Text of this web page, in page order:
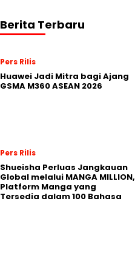
Berita Terbaru
Pers Rilis
Huawei Jadi Mitra bagi Ajang
GSMA M360 ASEAN 2026
Pers Rilis
Shueisha Perluas Jangkauan
Global melalui MANGA MILLION,
Platform Manga yang
Tersedia dalam 100 Bahasa